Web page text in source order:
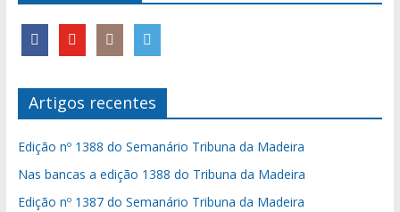
Artigos recentes
Edição nº 1388 do Semanário Tribuna da Madeira
Nas bancas a edição 1388 do Tribuna da Madeira
Edição nº 1387 do Semanário Tribuna da Madeira